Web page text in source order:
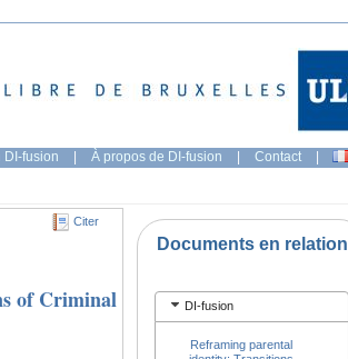
DI-fusion | À propos de DI-fusion | Contact |
Citer
of Criminal
Documents en relation
DI-fusion
Reframing parental